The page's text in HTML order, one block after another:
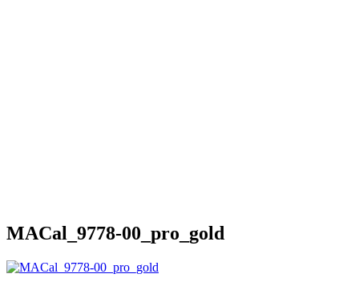
MACal_9778-00_pro_gold